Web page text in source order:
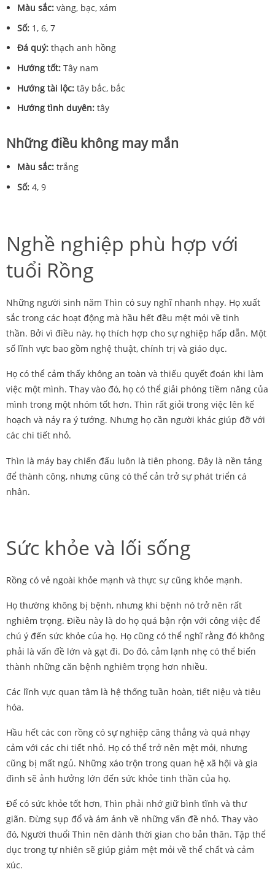
Màu sắc: vàng, bạc, xám
Số: 1, 6, 7
Đá quý: thạch anh hồng
Hướng tốt: Tây nam
Hướng tài lộc: tây bắc, bắc
Hướng tình duyên: tây
Những điều không may mắn
Màu sắc: trắng
Số: 4, 9
Nghề nghiệp phù hợp với
tuổi Rồng
Những người sinh năm Thìn có suy nghĩ nhanh nhạy. Họ xuất
sắc trong các hoạt động mà hầu hết đều mệt mỏi về tinh
thần. Bởi vì điều này, họ thích hợp cho sự nghiệp hấp dẫn. Một
số lĩnh vực bao gồm nghệ thuật, chính trị và giáo dục.
Họ có thể cảm thấy không an toàn và thiếu quyết đoán khi làm
việc một mình. Thay vào đó, họ có thể giải phóng tiềm năng của
mình trong một nhóm tốt hơn. Thìn rất giỏi trong việc lên kế
hoạch và nảy ra ý tưởng. Nhưng họ cần người khác giúp đỡ với
các chi tiết nhỏ.
Thìn là máy bay chiến đấu luôn là tiên phong. Đây là nền tảng
để thành công, nhưng cũng có thể cản trở sự phát triển cá
nhân.
Sức khỏe và lối sống
Rồng có vẻ ngoài khỏe mạnh và thực sự cũng khỏe mạnh.
Họ thường không bị bệnh, nhưng khi bệnh nó trở nên rất
nghiêm trọng. Điều này là do họ quá bận rộn với công việc để
chú ý đến sức khỏe của họ. Họ cũng có thể nghĩ rằng đó không
phải là vấn đề lớn và gạt đi. Do đó, cảm lạnh nhẹ có thể biến
thành những căn bệnh nghiêm trọng hơn nhiều.
Các lĩnh vực quan tâm là hệ thống tuần hoàn, tiết niệu và tiêu
hóa.
Hầu hết các con rồng có sự nghiệp căng thẳng và quá nhạy
cảm với các chi tiết nhỏ. Họ có thể trở nên mệt mỏi, nhưng
cũng bị mất ngủ. Những xáo trộn trong quan hệ xã hội và gia
đình sẽ ảnh hưởng lớn đến sức khỏe tinh thần của họ.
Để có sức khỏe tốt hơn, Thìn phải nhớ giữ bình tĩnh và thư
giãn. Đừng sụp đổ và ám ảnh về những vấn đề nhỏ. Thay vào
đó, Người thuổi Thìn nên dành thời gian cho bản thân. Tập thể
dục trong tự nhiên sẽ giúp giảm mệt mỏi về thể chất và cảm
xúc.